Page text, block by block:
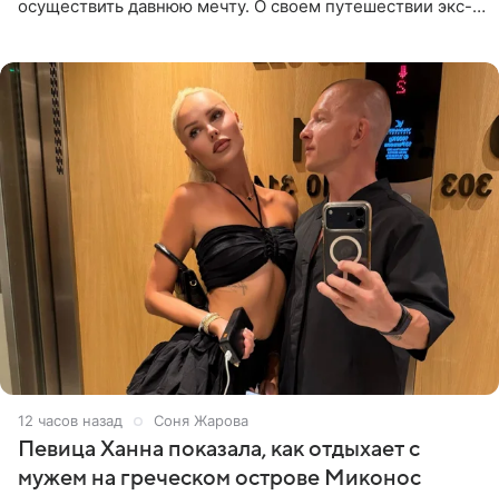
осуществить давнюю мечту. О своем путешествии экс-
12 часов назад Соня Жарова
Певица Ханна показала, как отдыхает с
мужем на греческом острове Миконос